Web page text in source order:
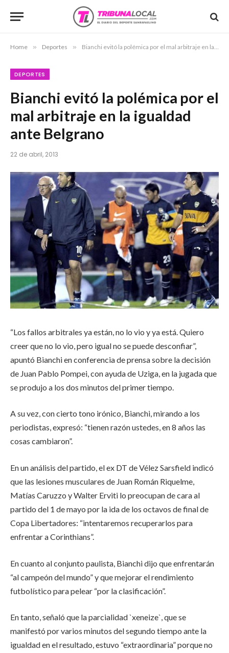
Home » Deportes » Bianchi evitó la polémica por el mal arbitraje en la igualdad ante Belgrano
DEPORTES
Bianchi evitó la polémica por el
mal arbitraje en la igualdad
ante Belgrano
22 de abril, 2013
“Los fallos arbitrales ya están, no lo vio y ya está. Quiero
creer que no lo vio, pero igual no se puede desconfiar”,
apuntó Bianchi en conferencia de prensa sobre la decisión
de Juan Pablo Pompei, con ayuda de Uziga, en la jugada que
se produjo a los dos minutos del primer tiempo.
A su vez, con cierto tono irónico, Bianchi, mirando a los
periodistas, expresó: “tienen razón ustedes, en 8 años las
cosas cambiaron”.
En un análisis del partido, el ex DT de Vélez Sarsfield indicó
que las lesiones musculares de Juan Román Riquelme,
Matías Caruzzo y Walter Erviti lo preocupan de cara al
partido del 1 de mayo por la ida de los octavos de final de
Copa Libertadores: “intentaremos recuperarlos para
enfrentar a Corinthians”.
En cuanto al conjunto paulista, Bianchi dijo que enfrentarán
“al campeón del mundo” y que mejorar el rendimiento
futbolístico para pelear “por la clasificación”.
En tanto, señaló que la parcialidad `xeneize`, que se
manifestó por varios minutos del segundo tiempo ante la
igualdad en el resultado, estuvo “extraordinaria” porque no